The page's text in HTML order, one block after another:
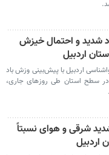
شدید و احتمال خیزش
اردبیل
اردبیل با پیش‌بینی وزش باد
در سطح استان طی روزهای جاری،
شرقی و هوای نسبتاً
اردبیل